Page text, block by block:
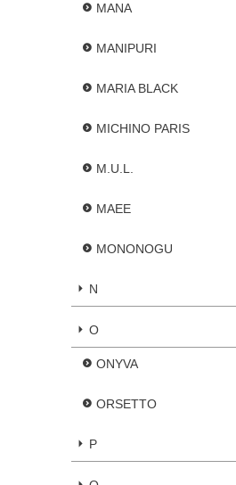
MANA
MANIPURI
MARIA BLACK
MICHINO PARIS
M.U.L.
MAEE
MONONOGU
N
O
ONYVA
ORSETTO
P